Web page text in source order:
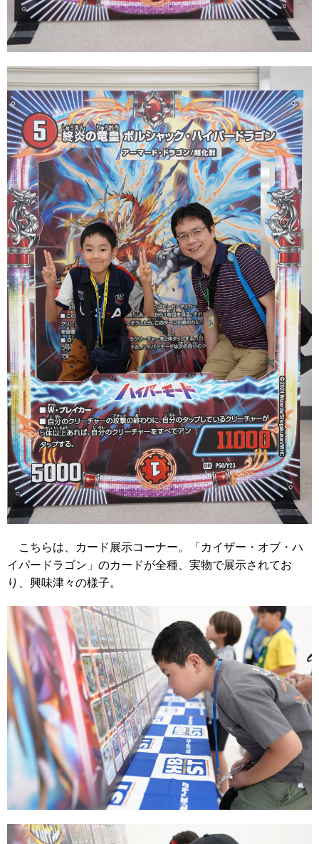
こちらは、カード展示コーナー。「カイザー・オブ・ハ
イパードラゴン」のカードが全種、実物で展示されてお
り、興味津々の様子。